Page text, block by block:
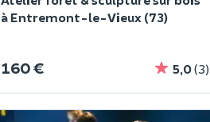
à Entremont-le-Vieux (73)
160 € 5,0(3)